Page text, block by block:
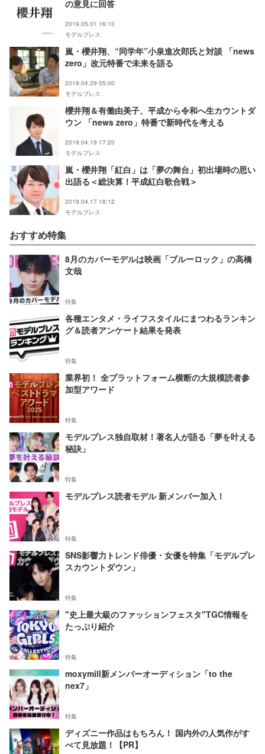
の意見に回答
2019.05.01 16:10
モデルプレス
嵐・櫻井翔、“同学年”小泉進次郎氏と対談 「news
zero」改元特番で未来を語る
2019.04.29 05:00
モデルプレス
櫻井翔＆有働由美子、平成から令和へ生カウントダ
ウン 「news zero」特番で新時代を考える
2019.04.19 17:20
モデルプレス
嵐・櫻井翔「紅白」は「夢の舞台」初出場時の思い
出語る＜総決算！平成紅白歌合戦＞
2019.04.17 18:12
モデルプレス
おすすめ特集
8月のカバーモデルは映画「ブルーロック」の高橋
文哉
特集
各種エンタメ・ライフスタイルにまつわるランキン
グ＆読者アンケート結果を発表
特集
業界初！ 全プラットフォーム横断の大規模読者参
加型アワード
特集
モデルプレス独自取材！著名人が語る「夢を叶える
秘訣」
特集
モデルプレス読者モデル 新メンバー加入！
特集
SNS影響力トレンド俳優・女優を特集「モデルプレ
スカウントダウン」
特集
"史上最大級のファッションフェスタ"TGC情報を
たっぷり紹介
特集
moxymill新メンバーオーディション「to the
nex7」
特集
ディズニー作品はもちろん！ 国内外の人気作がす
べて見放題！【PR】